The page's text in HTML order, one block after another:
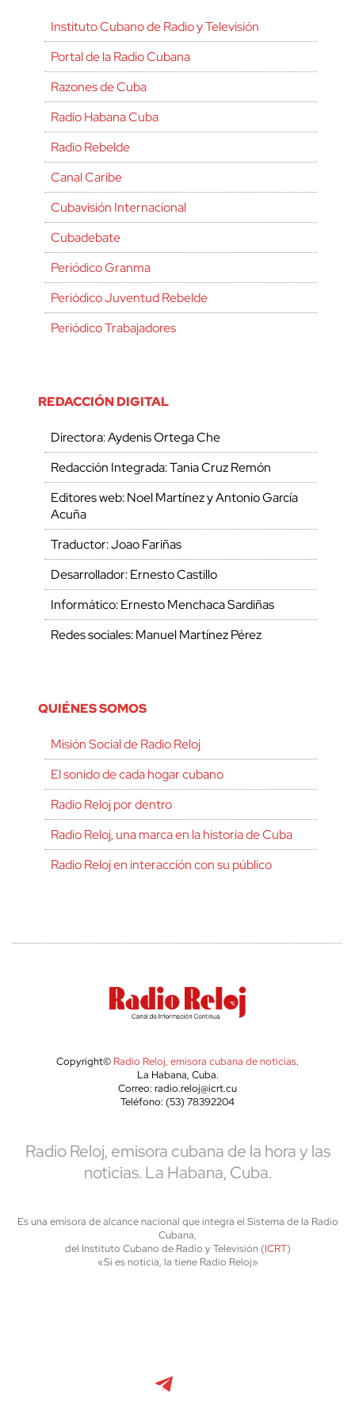
Instituto Cubano de Radio y Televisión
Portal de la Radio Cubana
Razones de Cuba
Radio Habana Cuba
Radio Rebelde
Canal Caribe
Cubavisión Internacional
Cubadebate
Periódico Granma
Periódico Juventud Rebelde
Periódico Trabajadores
REDACCIÓN DIGITAL
Directora: Aydenis Ortega Che
Redacción Integrada: Tania Cruz Remón
Editores web: Noel Martínez y Antonio García
Acuña
Traductor: Joao Fariñas
Desarrollador: Ernesto Castillo
Informático: Ernesto Menchaca Sardiñas
Redes sociales: Manuel Martínez Pérez
QUIÉNES SOMOS
Misión Social de Radio Reloj
El sonido de cada hogar cubano
Radio Reloj por dentro
Radio Reloj, una marca en la historia de Cuba
Radio Reloj en interacción con su público
Copyright© Radio Reloj, emisora cubana de noticias.
La Habana, Cuba.
Correo: radio.reloj@icrt.cu
Teléfono: (53) 78392204
Radio Reloj, emisora cubana de la hora y las
noticias. La Habana, Cuba.
Es una emisora de alcance nacional que integra el Sistema de la Radio
Cubana,
del Instituto Cubano de Radio y Televisión (ICRT)
«Si es noticia, la tiene Radio Reloj»